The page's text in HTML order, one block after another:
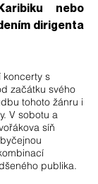
nebo
dirigenta
koncerty s
začátku svého
tohoto žánru i
V sobotu a
síň
publika.